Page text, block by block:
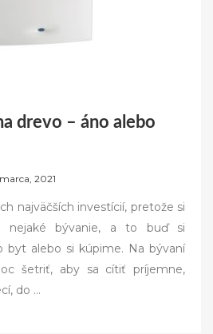
drevo – áno alebo
2021
najväčších investícií, pretože si
nejaké bývanie, a to buď si
byt alebo si kúpime. Na bývaní
šetriť, aby sa cítiť príjemne,
do …